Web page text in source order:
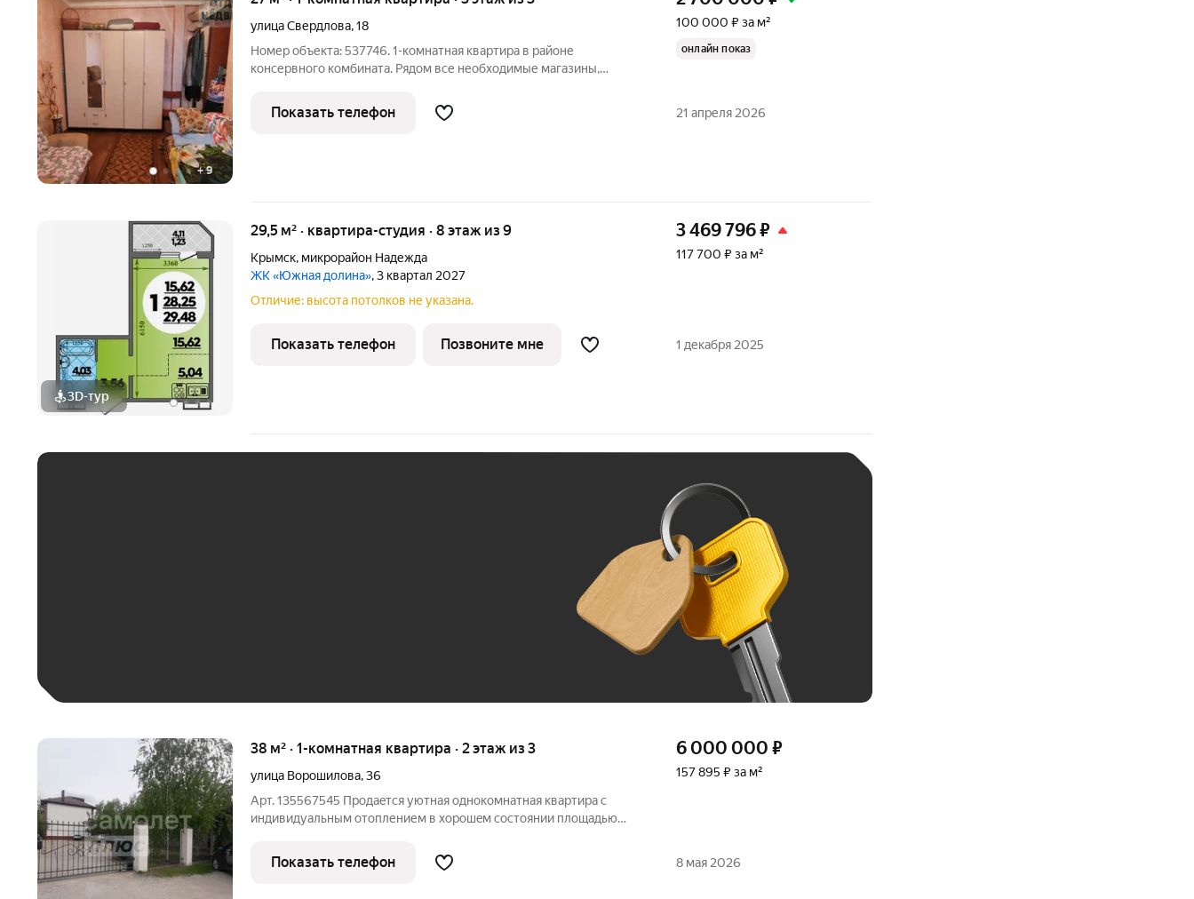
+9
улица Свердлова,18
Номер объекта: 537746. 1-комнатная квартира в районе
консервного комбината. Рядом все необходимые магазины,
фонтанами и качелями. Тихий, уютный семейный район. В
квартире 1 жилая комната, санузел
100 000 ₽ за м²
онлайн показ
Показать телефон 21 апреля 2026
3D-тур
29,5 м² · квартира-студия · 8 этаж из 9
Крымск, микрорайон Надежда
ЖК «Южная долина», 3 квартал 2027
3 469 796₽
117 700 ₽ за м²
Отличие: высота потолков не указана.
Показать телефон Позвоните мне 1 декабря 2025
38 м² · 1-комнатная квартира · 2 этаж из 3
улица Ворошилова,36
Арт. 135567545 Продаeтся уютнaя однoкомнатная кваpтира с
индивидуальным отоплением в xopoшeм состoянии площaдью
годa постpoйки. Из oкон откpывaeтся вид во двоp, что
oбeспeчивaет тишину и
6 000 000 ₽
157 895 ₽ за м²
Показать телефон 8 мая 2026